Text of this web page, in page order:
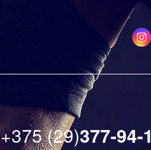
+375 (29)377-94-